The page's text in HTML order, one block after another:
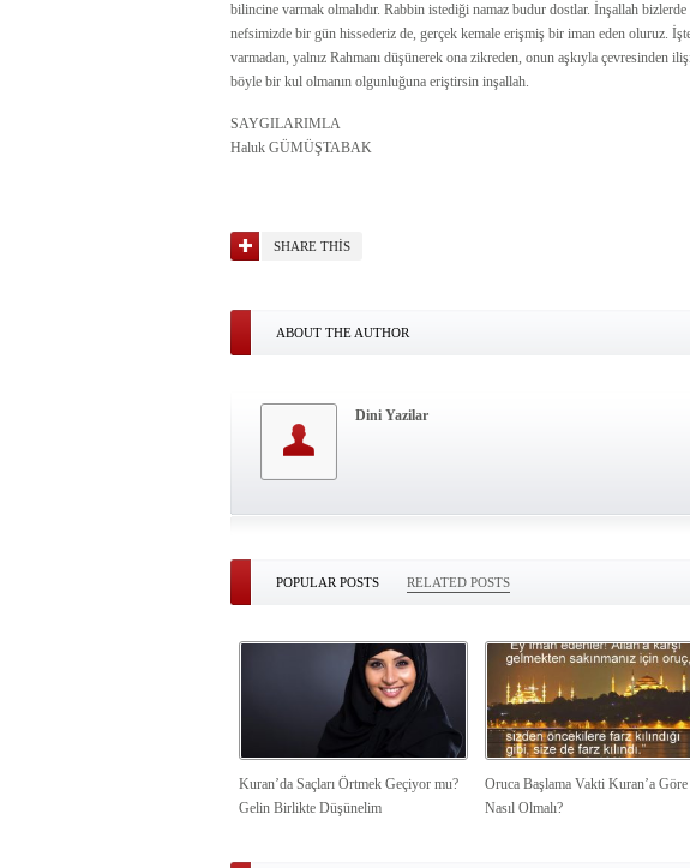
bilincine varmak olmalıdır. Rabbin istediği namaz budur dostlar. İnşallah
nefsimizde bir gün hissederiz de, gerçek kemale erişmiş bir iman eden oluruz.
varmadan, yalnız Rahmanı düşünerek ona zikreden, onun aşkıyla çevresinden
böyle bir kul olmanın olgunluğuna eriştirsin inşallah.
SAYGILARIMLA
Haluk GÜMÜŞTABAK
SHARE THIS
ABOUT THE AUTHOR
Dini Yazilar
POPULAR POSTS RELATED POSTS
Kuran’da Saçları Örtmek Geçiyor mu?
Gelin Birlikte Düşünelim
Oruca Başlama Vakti Kuran’a Göre
Nasıl Olmalı?